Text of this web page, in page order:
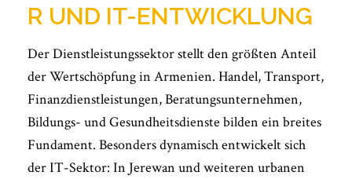
R UND IT-ENTWICKLUNG
Der Dienstleistungssektor stellt den größten Anteil
der Wertschöpfung in Armenien. Handel, Transport,
Finanzdienstleistungen, Beratungsunternehmen,
Bildungs- und Gesundheitsdienste bilden ein breites
Fundament. Besonders dynamisch entwickelt sich
der IT-Sektor: In Jerewan und weiteren urbanen